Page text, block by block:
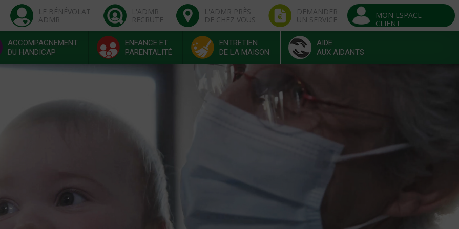
LE BÉNÉVOLAT
ADMR
L'ADMR
RECRUTE
L'ADMR PRÈS
DE CHEZ VOUS
DEMANDER
UN SERVICE
MON ESPACE
CLIENT
ACCOMPAGNEMENT
DU HANDICAP
ENFANCE ET
PARENTALITÉ
ENTRETIEN
DE LA MAISON
AIDE
AUX AIDANTS